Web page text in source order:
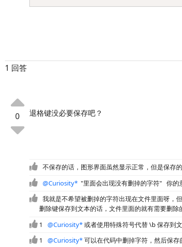
1 回答
0 退格键没必要保存吧？
不保存的话，图形界面虽然显示正常，但是保存
@Curiosity* "里面会出现没有删掉的字符" 你的
我就是不希望被删掉的字符出现在文件里面呀，
删除键保存到文本的话，文件里面的就有需要删除
1 @Curiosity*或者使用特殊符号代替 \b 保存到
1 @Curiosity*可以在代码中删掉字符，然后保存